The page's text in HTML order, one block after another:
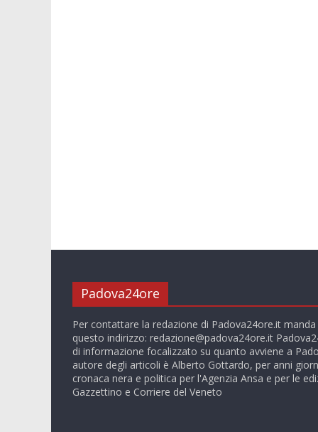
Padova24ore
Per contattare la redazione di Padova24ore.it
questo indirizzo: redazione@padova24ore.it
di informazione focalizzato su quanto avviene a
autore degli articoli è Alberto Gottardo, per anni
cronaca nera e politica per l'Agenzia Ansa e per le
Gazzettino e Corriere del Veneto